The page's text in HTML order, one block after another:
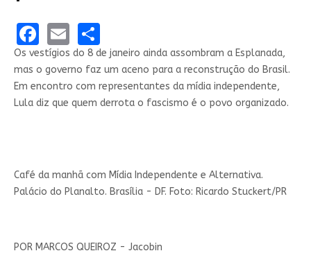
Facebook
EmailShare
Os vestígios do 8 de janeiro ainda assombram a Esplanada,
mas o governo faz um aceno para a reconstrução do Brasil.
Em encontro com representantes da mídia independente,
Lula diz que quem derrota o fascismo é o povo organizado.
Café da manhã com Mídia Independente e Alternativa.
Palácio do Planalto. Brasília - DF. Foto: Ricardo Stuckert/PR
POR MARCOS QUEIROZ - Jacobin